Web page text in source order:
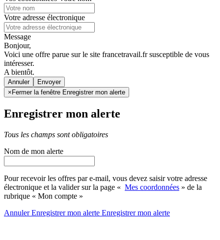
Votre adresse électronique
Message
Bonjour,
Voici une offre parue sur le site francetravail.fr susceptible de vous
intéresser.
A bientôt.
Annuler
× Fermer la fenêtre Enregistrer mon alerte
Enregistrer mon alerte
Tous les champs sont obligatoires
Nom de mon alerte
Pour recevoir les offres par e-mail, vous devez saisir votre adresse
électronique et la valider sur la page « Mes coordonnées » de la
rubrique « Mon compte »
AnnulerEnregistrer mon alerte Enregistrermon alerte